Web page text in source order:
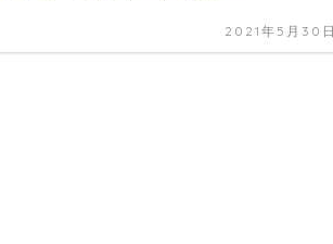
2021年5月30